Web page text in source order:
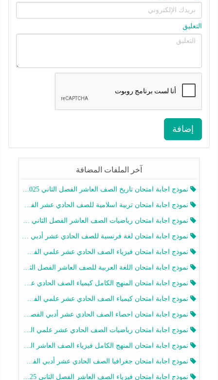
التعليق
إضافة
آخر الملفات المضافة
نموذج اجابة امتحان تاريخ الصف العاشر الفصل الثاني 2025-2026
نموذج اجابة امتحان تربية اسلامية للصف الحادي عشر الفصل الثاني 2025-2026
نموذج اجابة امتحان رياضيات الصف العاشر الفصل الثاني 2025-2026
نموذج اجابة امتحان لغة فرنسية للصف الحادي عشر أدبي الفصل الثاني 2025-2026
نموذج اجابة امتحان فيزياء الصف الحادي عشر علمي الفصل الثاني 2025-2026
نموذج اجابة امتحان اللغة العربية للصف العاشر الفصل الثاني 2025-2026
نموذج اجابة امتحان المنهج الكامل كيمياء الصف الحادي عشر علمي الفصل الثاني 2025-2026
نموذج اجابة امتحان كيمياء الصف الحادي عشر علمي الفصل الثاني 2025-2026
نموذج اجابة امتحان احصاء الصف الحادي عشر أدبي الفصل الثاني 2025-2026
نموذج اجابة امتحان رياضيات الصف الحادي عشر علمي الفصل الثاني 2025-2026
نموذج اجابة امتحان المنهج الكامل فيزياء الصف العاشر الفصل الثاني 2025-2026
نموذج اجابة امتحان جغرافيا الصف الحادي عشر أدبي الفصل الثاني 2025-2026
نموذج اجابة امتحان فيزياء الصف العاشر الفصل الثاني 2025-2026